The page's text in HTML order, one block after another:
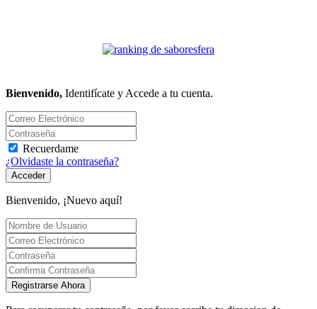
Bienvenido, Identifícate y Accede a tu cuenta.
Recuerdame
¿Olvidaste la contraseña?
Acceder
Bienvenido, ¡Nuevo aquí!
Registrarse Ahora